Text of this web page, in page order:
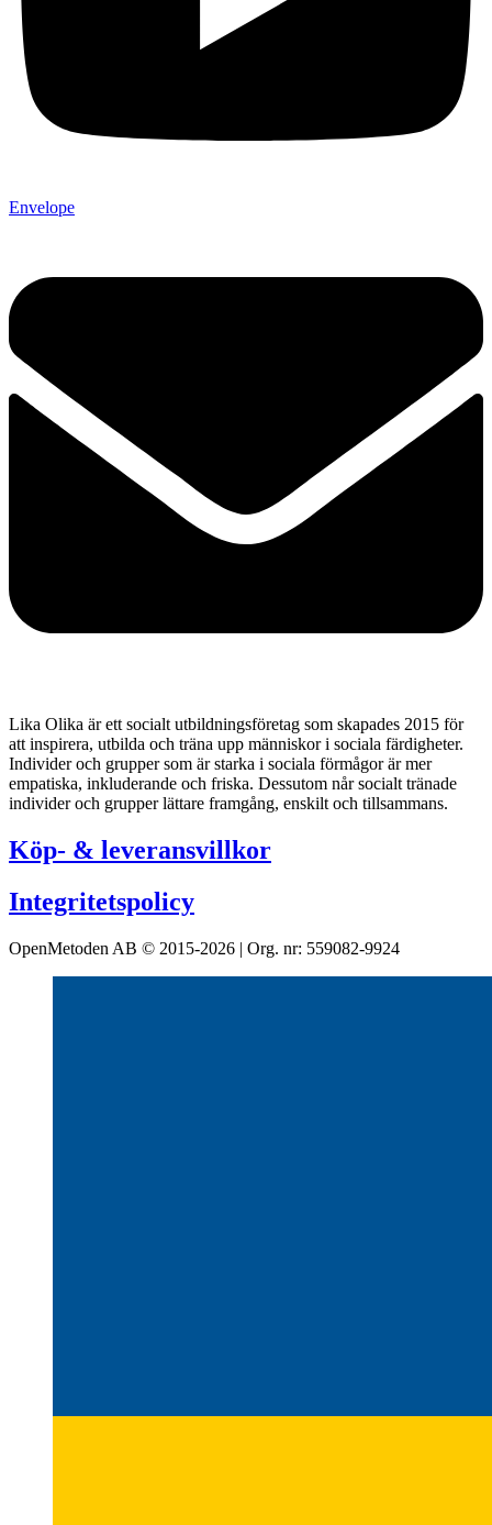
Envelope
Lika Olika är ett socialt utbildningsföretag som skapades 2015 för
att inspirera, utbilda och träna upp människor i sociala färdigheter.
Individer och grupper som är starka i sociala förmågor är mer
empatiska, inkluderande och friska. Dessutom når socialt tränade
individer och grupper lättare framgång, enskilt och tillsammans.
Köp- & leveransvillkor
Integritetspolicy
OpenMetoden AB © 2015-2026 | Org. nr: 559082-9924